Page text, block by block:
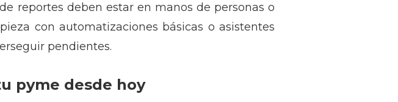
reportes deben estar en manos de personas o
con automatizaciones básicas o asistentes
pendientes.
pyme desde hoy